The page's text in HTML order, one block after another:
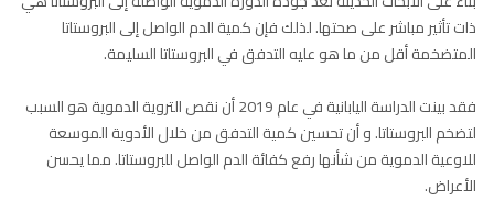
ذات تأثير مباشر على صحتها. لذلك فإن كمية الدم الواصل إلى البروستاتا
المتضخمة أقل من ما هو عليه التدفق في البروستاتا السليمة.
فقد بينت الدراسة اليابانية في عام 2019 أن نقص التروية الدموية هو السبب
لتضخم البروستاتا. و أن تحسين كمية التدفق من خلال الأدوية الموسعة
للاوعية الدموية من شأنها رفع كفائة الدم الواصل للبروستاتا. مما يحسن
الأعراض.